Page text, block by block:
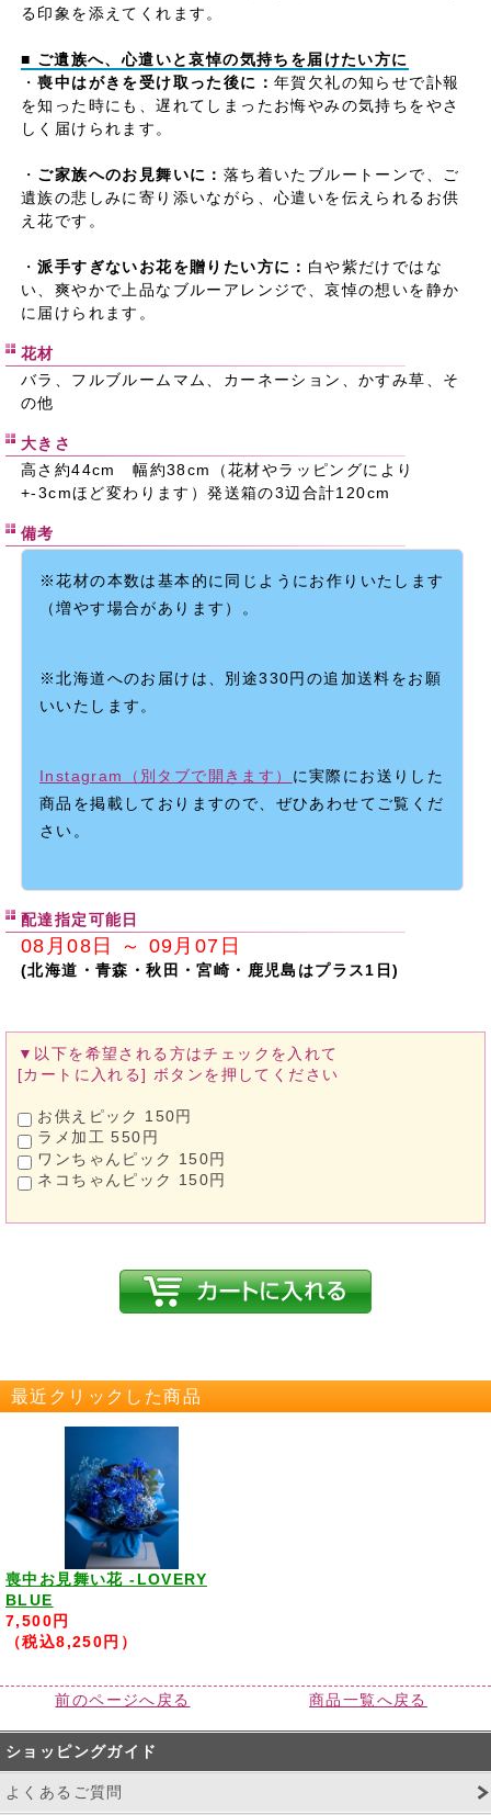
る印象を添えてくれます。
■ ご遺族へ、心遣いと哀悼の気持ちを届けたい方に
・喪中はがきを受け取った後に：年賀欠礼の知らせで訃報
を知った時にも、遅れてしまったお悔やみの気持ちをやさ
しく届けられます。
・ ご家族へのお見舞いに： 落ち着いたブルートーンで、ご
遺族の悲しみに寄り添いながら、心遣いを伝えられるお供
え花です。
・派手すぎないお花を贈りたい方に： 白や紫だけではな
い、爽やかで上品なブルーアレンジで、哀悼の想いを静か
に届けられます。
花材
バラ、フルブルームマム、カーネーション、かすみ草、そ
の他
大きさ
高さ約44cm 幅約38cm（花材やラッピングにより
+-3cmほど変わります）発送箱の3辺合計120cm
備考
※花材の本数は基本的に同じようにお作りいたします
（増やす場合があります）。
※北海道へのお届けは、別途330円の追加送料をお願
いいたします。
Instagram（別タブで開きます） に実際にお送りした
商品を掲載しておりますので、ぜひあわせてご覧くだ
さい。
配達指定可能日
08月08日 ～ 09月07日
(北海道・青森・秋田・宮崎・鹿児島はプラス1日)
▼以下を希望される方はチェックを入れて
[カートに入れる] ボタンを押してください
お供えピック 150円
ラメ加工 550円
ワンちゃんピック 150円
ネコちゃんピック 150円
最近クリックした商品
喪中お見舞い花 -LOVERY
BLUE
7,500円
（税込8,250円）
前のページへ戻る 商品一覧へ戻る
ショッピングガイド
よくあるご質問